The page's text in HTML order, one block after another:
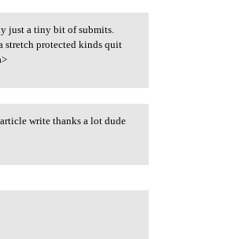
just a tiny bit of submits.
stretch protected kinds quit
write thanks a lot dude